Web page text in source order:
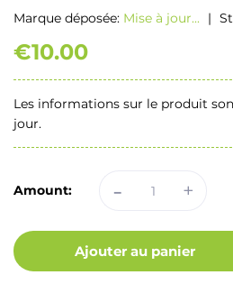
Marque déposée: Mise à jour... |
€10.00
Les informations sur le produit
jour.
Amount: - +
Ajouter au panier